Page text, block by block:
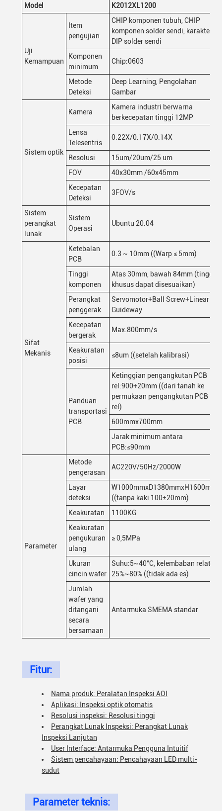
Model K2012XL1200
Uji
Kemampuan
Item
pengujian
CHIP komponen tubuh, CHIP
komponen solder sendi, karakter,
DIP solder sendi
Komponen
minimum
Chip:0603
Metode
Deteksi
Deep Learning, Pengolahan
Gambar
Sistem optik
Kamera
Kamera industri berwarna
berkecepatan tinggi 12MP
Lensa
Telesentris
0.22X/0.17X/0.14X
Resolusi
15um/20um/25 um
FOV
40x30mm /60x45mm
Kecepatan
Deteksi
3FOV/s
Sistem
perangkat
lunak
Sistem
Operasi
Ubuntu 20.04
Sifat
Mekanis
Ketebalan
PCB
0.3 ~ 10mm ((Warp ≤ 5mm)
Tinggi
komponen
Atas 30mm, bawah 84mm (tinggi
khusus dapat disesuaikan)
Perangkat
penggerak
Servomotor+Ball Screw+Linear
Guideway
Kecepatan
bergerak
Max.800mm/s
Keakuratan
posisi
≤8um ((setelah kalibrasi)
Panduan
transportasi
PCB
Ketinggian pengangkutan PCB
rel:900+20mm ((dari tanah ke
permukaan pengangkutan PCB
rel)
600mmx700mm
Jarak minimum antara
PCB:≤90mm
Parameter
Metode
pengerasan
AC220V/50Hz/2000W
Layar
deteksi
W1000mmxD1380mmxH1600mm
((tanpa kaki 100±20mm)
Keakuratan
1100KG
Keakuratan
pengukuran
ulang
≥ 0,5MPa
Ukuran
cincin wafer
Suhu:5~40°C, kelembaban relatif
25%~80% ((tidak ada es)
Jumlah
wafer yang
ditangani
secara
bersamaan
Antarmuka SMEMA standar
Fitur:
Nama produk: Peralatan Inspeksi AOI
Aplikasi: Inspeksi optik otomatis
Resolusi inspeksi: Resolusi tinggi
Perangkat Lunak Inspeksi: Perangkat Lunak
Inspeksi Lanjutan
User Interface: Antarmuka Pengguna Intuitif
Sistem pencahayaan: Pencahayaan LED multi-
sudut
Parameter teknis: